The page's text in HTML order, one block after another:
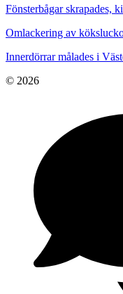
Fönsterbågar skrapades,
Omlackering av
Innerdörrar målades i
© 2026